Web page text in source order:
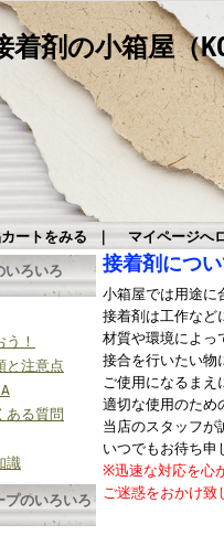
着剤の小箱屋（
ートをみる｜ マイページへ
いろいろ
！
と注意点
ある質問
識
プのいろいろ
接着剤につい
小箱屋では用途に
接着剤は工作など
材質や環境によっ
接合を行いたい物
ご使用になるまえ
適切な使用のため
当店のスタッフが
いつでもお待ち申
※迅速な対応を心
ご迷惑をおかけ致